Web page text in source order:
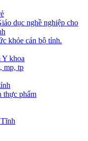
dục nghề nghiệp cho
khỏe cán bộ tỉnh.
Y khoa
mp, tp
thực phẩm